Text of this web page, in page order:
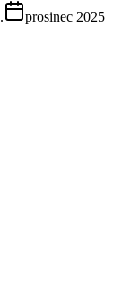
.
prosinec 2025